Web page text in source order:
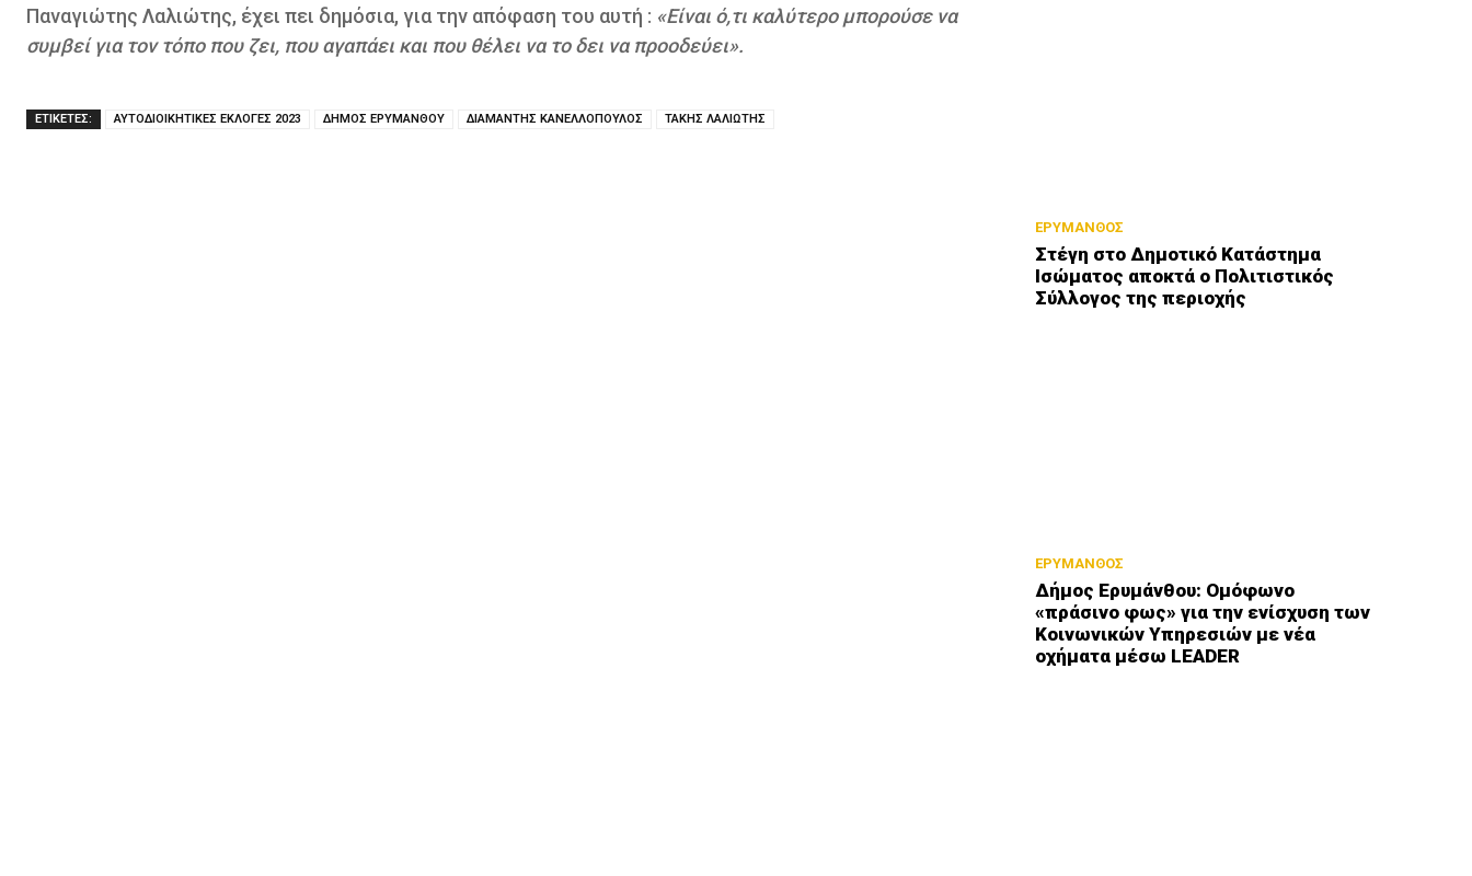
Παναγιώτης Λαλιώτης, έχει πει δημόσια, για την απόφαση του αυτή : «Είναι ό,τι καλύτερο μπορούσε να
συμβεί για τον τόπο που ζει, που αγαπάει και που θέλει να το δει να προοδεύει».
ΕΤΙΚΕΤΕΣ: ΑΥΤΟΔΙΟΙΚΗΤΙΚΕΣ ΕΚΛΟΓΕΣ 2023 ΔΗΜΟΣ ΕΡΥΜΑΝΘΟΥ ΔΙΑΜΑΝΤΗΣ ΚΑΝΕΛΛΟΠΟΥΛΟΣ ΤΑΚΗΣ ΛΑΛΙΩΤΗΣ
ΕΡΥΜΑΝΘΟΣ
Στέγη στο Δημοτικό Κατάστημα
Ισώματος αποκτά ο Πολιτιστικός
Σύλλογος της περιοχής
ΕΡΥΜΑΝΘΟΣ
Δήμος Ερυμάνθου: Ομόφωνο
«πράσινο φως» για την ενίσχυση των
Κοινωνικών Υπηρεσιών με νέα
οχήματα μέσω LEADER